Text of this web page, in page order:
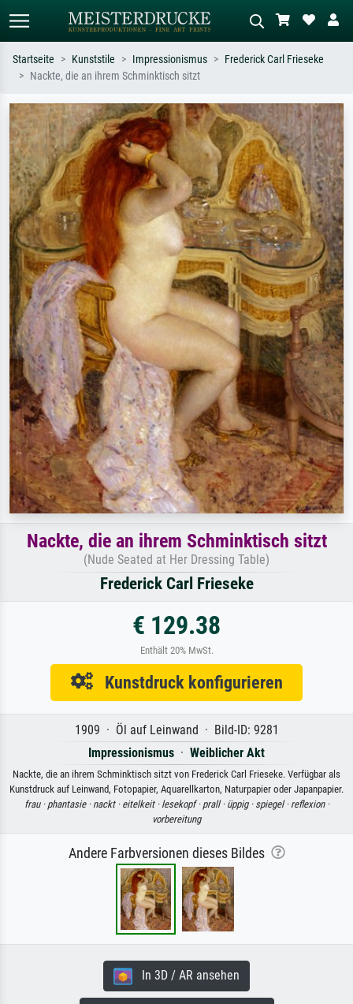
Suchen Sie nach Künstlern, Werktiteln
oder Stilen – z.B. Monet,
Sternennacht, Impressionismus, Welle
Hokusai, Akt.
Beschreiben Sie die Szene – z.B. Grüne
Wiese, Abstrakt mit viel Rot, Dunkles
Ölgemälde, Stehender Akt neben einem
Baum.
Startseite Kunststile Impressionismus
Frederick Carl Frieseke
Nackte, die an ihrem Schminktisch sitzt
Nackte, die an ihrem Schminktisch sitzt
(Nude Seated at Her Dressing Table)
Frederick Carl Frieseke
€ 129.38
Enthält 20% MwSt.
Kunstdruck konfigurieren
1909 · Öl auf Leinwand · Bild-ID: 9281
Impressionismus · Weiblicher Akt
Nackte, die an ihrem Schminktisch sitzt von Frederick Carl Frieseke. Verfügbar als
Kunstdruck auf Leinwand, Fotopapier, Aquarellkarton, Naturpapier oder Japanpapier.
frau · phantasie · nackt · eitelkeit · lesekopf · prall · üppig · spiegel · reflexion ·
vorbereitung
Andere Farbversionen dieses Bildes
In 3D / AR ansehen